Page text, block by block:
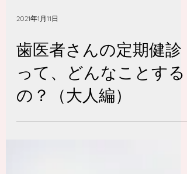
2021年1月11日
歯医者さんの定期健診